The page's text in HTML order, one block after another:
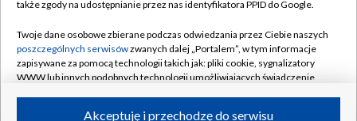
Rada Programowa
System NOS
Informacje o nadawcy
Kontakt
Kanały
także zgody na udostępnianie przez nas identyfikatora PPID do Google.
Twoje dane osobowe zbierane podczas odwiedzania przez Ciebie naszych
poszczególnych serwisówzwanych dalej „Portalem”, w tym informacje
zapisywane za pomocą technologii takich jak: pliki cookie, sygnalizatory
WWW lub innych podobnych technologii umożliwiających świadczenie
Akceptuję i przechodzę do serwisu